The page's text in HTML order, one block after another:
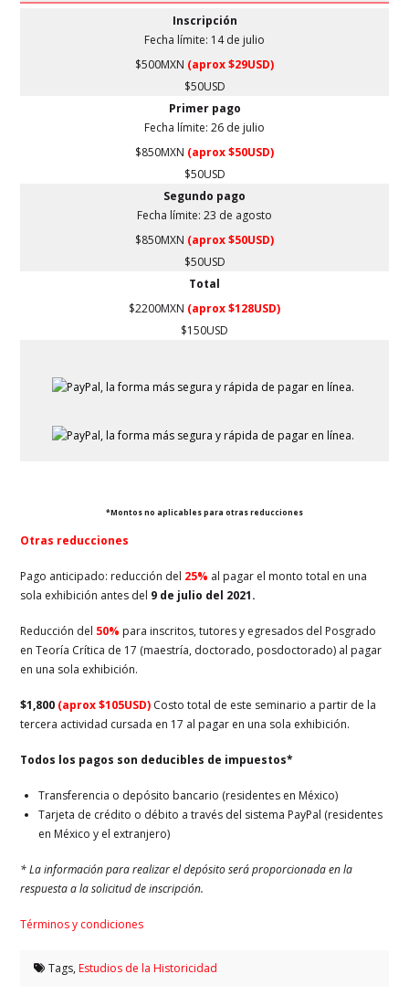
Inscripción
Fecha límite: 14de julio
$500MXN (aprox $29USD)
$50USD
Primer pago
Fecha límite: 26 de julio
$850MXN (aprox $50USD)
$50USD
Segundo pago
Fecha límite: 23 de agosto
$850MXN (aprox $50USD)
$50USD
Total
$2200MXN (aprox $128USD)
$150USD
*Montos no aplicables para otras reducciones
Otras reducciones
Pago anticipado: reducción del 25% al pagar el monto total en una
sola exhibición antes del 9 de julio del 2021.
Reducción del 50% para inscritos, tutores y egresados del Posgrado
en Teoría Crítica de 17 (maestría, doctorado, posdoctorado) al pagar
en una sola exhibición.
$1,800 (aprox $105USD) Costo total de este seminario a partir de la
tercera actividad cursada en 17 al pagar en una sola exhibición.
Todos los pagos son deducibles de impuestos*
Transferencia o depósito bancario (residentes en México)
Tarjeta de crédito o débito a través del sistema PayPal (residentes
en México y el extranjero)
* La información para realizar el depósito será proporcionada en la
respuesta a la solicitud de inscripción.
Términos y condiciones
Tags,Estudios de la Historicidad